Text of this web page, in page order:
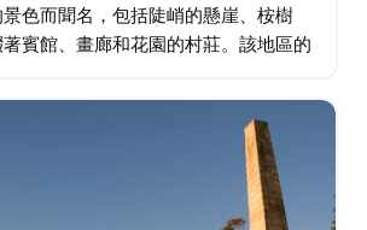
色而聞名，包括陡峭的懸崖、桉樹
賓館、畫廊和花園的村莊。該地區的
著名的三姐妹砂岩岩層景觀。…